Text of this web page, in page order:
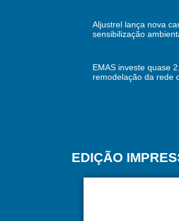
Aljustrel lança nova
sensibilização
EMAS investe quase
remodelação da rede
EDIÇÃO